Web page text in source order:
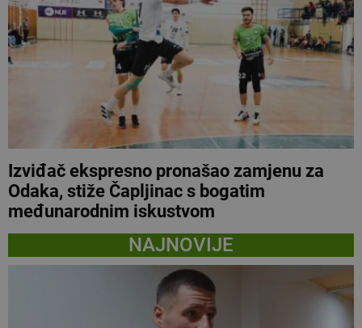
Izviđač ekspresno pronašao zamjenu za
Odaka, stiže Čapljinac s bogatim
međunarodnim iskustvom
NAJNOVIJE